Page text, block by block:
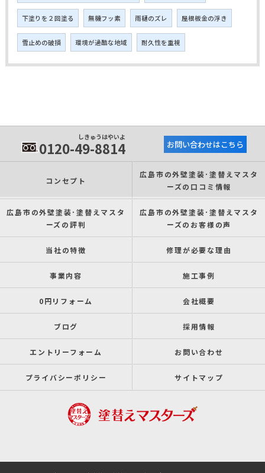
下塗りを２回塗る 無機フッ素 雨樋のズレ 屋根板金の浮き
雪止めの破損 環境が過酷な地域 耐久性を重視
しきゅうはやいよ
0120-49-8814 お問い合わせはこちら
コンセプト
広島市の外壁塗装･塗替えマスタ
ーズの口コミ情報
広島市の外壁塗装･塗替えマスタ
ーズの評判
広島市の外壁塗装･塗替えマスタ
ーズのお客様の声
当社の特徴 修理が必要な理由
事業内容 施工事例
0円リフォーム 会社概要
ブログ 採用情報
エントリーフォーム お問い合わせ
プライバシーポリシー サイトマップ